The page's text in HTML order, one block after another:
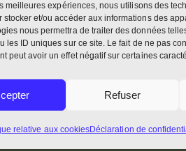
meilleures expériences, nous utilisons des
stocker et/ou accéder aux informations des
nous permettra de traiter des données
les ID uniques sur ce site. Le fait de ne pas
peut avoir un effet négatif sur certaines
Refuser
relative aux cookiesDéclaration de
de la page
Rotival
design, photos + texte
Simon OSB